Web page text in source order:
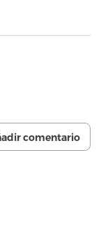
comentario